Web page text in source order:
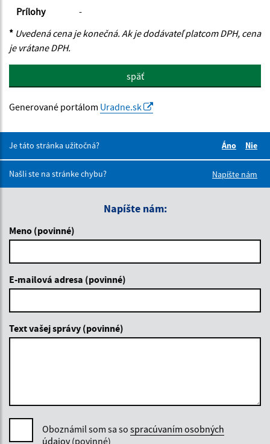
Prílohy
-
* Uvedená cena je konečná. Ak je dodávateľ platcom DPH, cena
je vrátane DPH.
späť
Generované portálom Uradne.sk
Je táto stránka užitočná?
Áno
Nie
Našli ste na stránke chybu?
Napíšte nám
Napíšte nám:
Meno (povinné)
E-mailová adresa (povinné)
Text vašej správy (povinné)
Oboznámil som sa so spracúvaním osobných
údajov(povinné)